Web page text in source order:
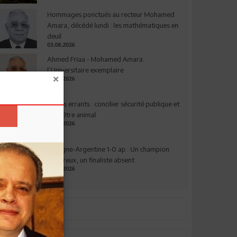
Hommages ponctués au recteur Mohamed
Amara, décédé lundi : les mathématiques en
deuil
03.08.2026
Ahmed Friaa - Mohamed Amara:
l’Universitaire exemplaire
04.08.2026
Chiens errants : concilier sécurité publique et
bien-être animal
17.07.2026
Espagne-Argentine 1-0 ap : Un champion
valeureux, un finaliste absent
19.07.2026